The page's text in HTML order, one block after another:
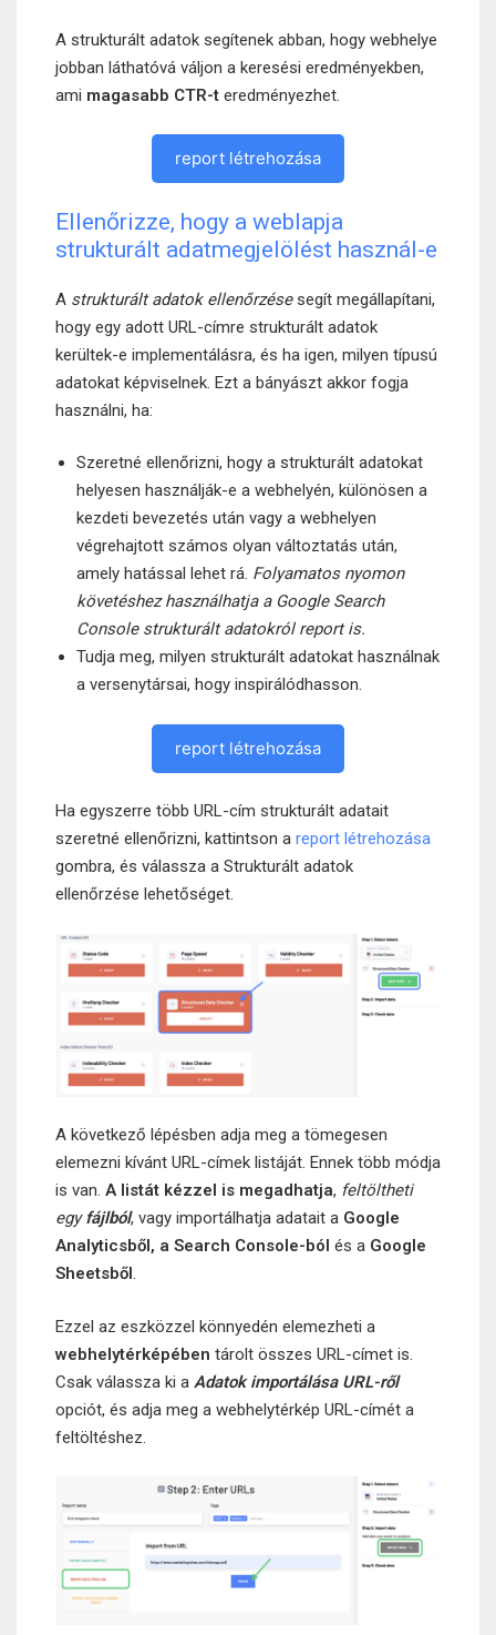
A strukturált adatok segítenek abban, hogy webhelye
jobban láthatóvá váljon a keresési eredményekben,
ami magasabb CTR-t eredményezhet.
report létrehozása
Ellenőrizze, hogy a weblapja
strukturált adatmegjelölést használ-e
A strukturált adatok ellenőrzésesegít megállapítani,
hogy egy adott URL-címre strukturált adatok
kerültek-e implementálásra, és ha igen, milyen típusú
adatokat képviselnek. Ezt a bányászt akkor fogja
használni, ha:
Szeretné ellenőrizni, hogy a strukturált adatokat
helyesen használják-e a webhelyén, különösen a
kezdeti bevezetés után vagy a webhelyen
végrehajtott számos olyan változtatás után,
amely hatással lehet rá. Folyamatos nyomon
követéshez használhatja a Google Search
Console strukturált adatokról report is.
Tudja meg, milyen strukturált adatokat használnak
a versenytársai, hogy inspirálódhasson.
report létrehozása
Ha egyszerre több URL-cím strukturált adatait
szeretné ellenőrizni, kattintson a report létrehozása
gombra, és válassza a Strukturált adatok
ellenőrzése lehetőséget.
A következő lépésben adja meg a tömegesen
elemezni kívánt URL-címek listáját. Ennek több módja
is van. A listát kézzel is megadhatja, feltöltheti
egyfájlból, vagy importálhatja adatait a Google
Analyticsből, a Search Console-ból és a Google
Sheetsből.
Ezzel az eszközzel könnyedén elemezheti a
webhelytérképében tárolt összes URL-címet is.
Csak válassza ki a Adatok importálása URL-ről
opciót, és adja meg a webhelytérkép URL-címét a
feltöltéshez.